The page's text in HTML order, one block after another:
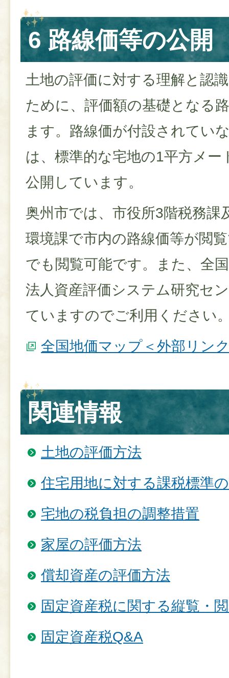
6 路線価等の公開
土地の評価に対する理解と認
ために、評価額の基礎となる
ます。路線価が付設されてい
は、標準的な宅地の1平方メ
公開しています。
奥州市では、市役所3階税務課
環境課で市内の路線価等が閲
でも閲覧可能です。また、全
法人資産評価システム研究セ
ていますのでご利用ください
全国地価マップ＜外部リン
関連情報
土地の評価方法
住宅用地に対する課税標準
宅地の税負担の調整措置
家屋の評価方法
償却資産の評価方法
固定資産税に関する縦覧・
固定資産税Q&A